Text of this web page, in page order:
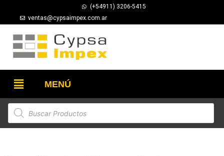
(+54911) 3206-5415
ventas@cypsaimpex.com.ar
MENÚ